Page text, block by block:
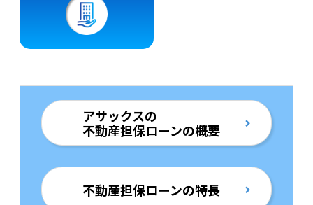
アサックスの
不動産担保ローンの概要
不動産担保ローンの特長